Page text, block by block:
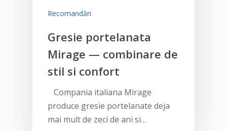
Recomandări
Gresie portelanata
Mirage — combinare de
stil si confort
Compania italiana Mirage
produce gresie portelanate deja
mai mult de zeci de ani si…